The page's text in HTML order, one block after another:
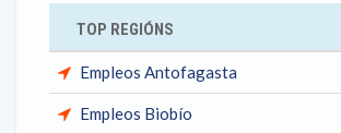
TOP REGIÓNS
Empleos Antofagasta
Empleos Biobío